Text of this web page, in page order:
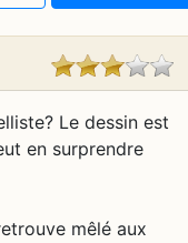
Le dessin est
en surprendre
mêlé aux